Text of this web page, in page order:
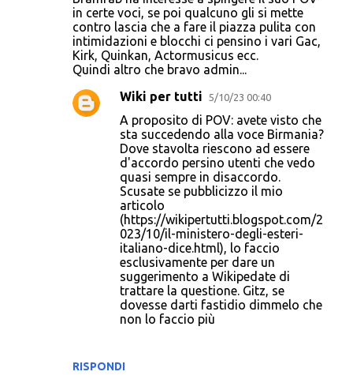
in certe voci, se poi qualcuno gli si mette
contro lascia che a fare il piazza pulita con
intimidazioni e blocchi ci pensino i vari Gac,
Kirk, Quinkan, Actormusicus ecc.
Quindi altro che bravo admin...
RISPONDI
Wiki per tutti 5/10/23 00:40
A proposito di POV: avete visto che
sta succedendo alla voce Birmania?
Dove stavolta riescono ad essere
d'accordo persino utenti che vedo
quasi sempre in disaccordo.
Scusate se pubblicizzo il mio
articolo
(https://wikipertutti.blogspot.com/2
023/10/il-ministero-degli-esteri-
italiano-dice.html), lo faccio
esclusivamente per dare un
suggerimento a Wikipedate di
trattare la questione. Gitz, se
dovesse darti fastidio dimmelo che
non lo faccio più